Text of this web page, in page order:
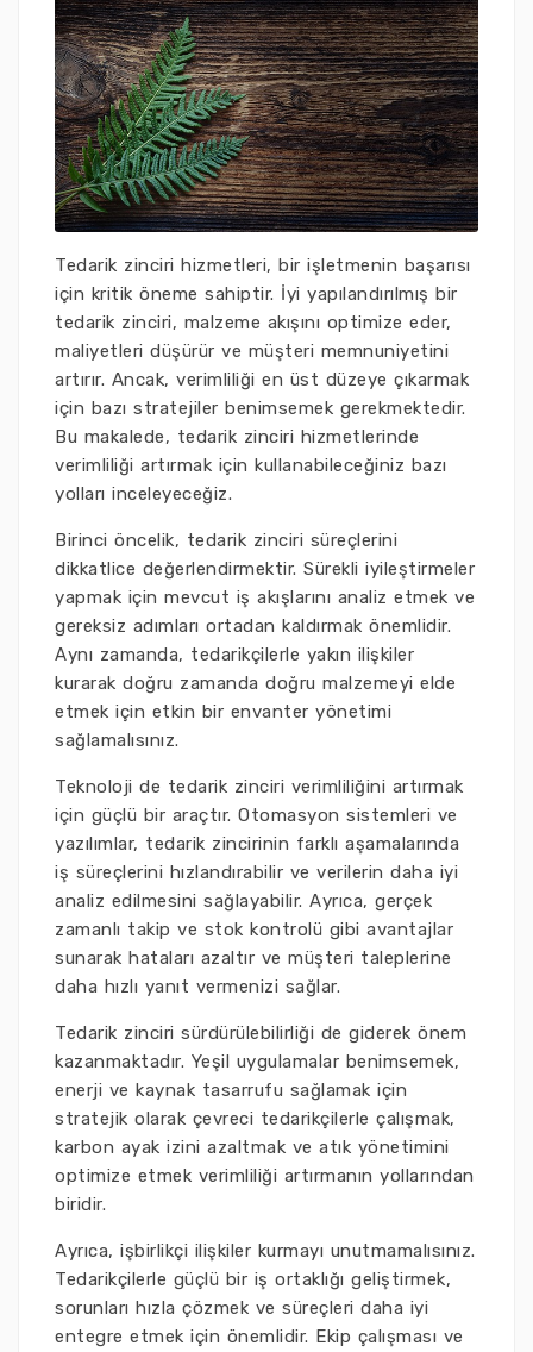
Tedarik zinciri hizmetleri, bir işletmenin başarısı
için kritik öneme sahiptir. İyi yapılandırılmış bir
tedarik zinciri, malzeme akışını optimize eder,
maliyetleri düşürür ve müşteri memnuniyetini
artırır. Ancak, verimliliği en üst düzeye çıkarmak
için bazı stratejiler benimsemek gerekmektedir.
Bu makalede, tedarik zinciri hizmetlerinde
verimliliği artırmak için kullanabileceğiniz bazı
yolları inceleyeceğiz.
Birinci öncelik, tedarik zinciri süreçlerini
dikkatlice değerlendirmektir. Sürekli iyileştirmeler
yapmak için mevcut iş akışlarını analiz etmek ve
gereksiz adımları ortadan kaldırmak önemlidir.
Aynı zamanda, tedarikçilerle yakın ilişkiler
kurarak doğru zamanda doğru malzemeyi elde
etmek için etkin bir envanter yönetimi
sağlamalısınız.
Teknoloji de tedarik zinciri verimliliğini artırmak
için güçlü bir araçtır. Otomasyon sistemleri ve
yazılımlar, tedarik zincirinin farklı aşamalarında
iş süreçlerini hızlandırabilir ve verilerin daha iyi
analiz edilmesini sağlayabilir. Ayrıca, gerçek
zamanlı takip ve stok kontrolü gibi avantajlar
sunarak hataları azaltır ve müşteri taleplerine
daha hızlı yanıt vermenizi sağlar.
Tedarik zinciri sürdürülebilirliği de giderek önem
kazanmaktadır. Yeşil uygulamalar benimsemek,
enerji ve kaynak tasarrufu sağlamak için
stratejik olarak çevreci tedarikçilerle çalışmak,
karbon ayak izini azaltmak ve atık yönetimini
optimize etmek verimliliği artırmanın yollarından
biridir.
Ayrıca, işbirlikçi ilişkiler kurmayı unutmamalısınız.
Tedarikçilerle güçlü bir iş ortaklığı geliştirmek,
sorunları hızla çözmek ve süreçleri daha iyi
entegre etmek için önemlidir. Ekip çalışması ve